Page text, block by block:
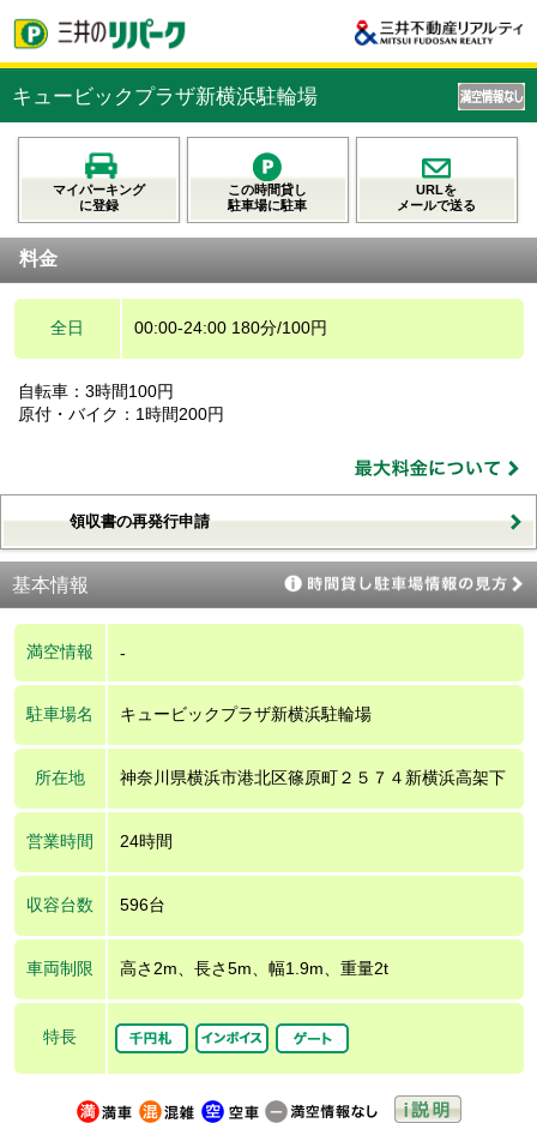
キュービックプラザ新横浜駐輪場
マイパーキング
に登録
この時間貸し
駐車場に駐車
URLを
メールで送る
料金
全日 00:00-24:00 180分/100円
自転車：3時間100円
原付・バイク：1時間200円
領収書の再発行申請
基本情報
満空情報 -
駐車場名 キュービックプラザ新横浜駐輪場
所在地 神奈川県横浜市港北区篠原町２５７４新横浜高架下
営業時間 24時間
収容台数 596台
車両制限 高さ2m、長さ5m、幅1.9m、重量2t
特長